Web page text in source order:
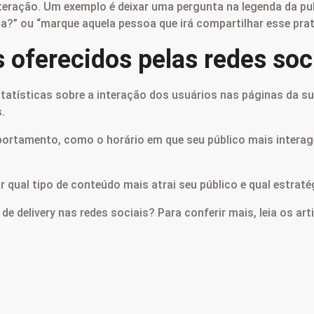
Um exemplo é deixar uma pergunta na legenda da
ou “marque aquela pessoa que irá compartilhar esse
oferecidos pelas redes
sobre a interação dos usuários nas páginas da
como o horário em que seu público mais
qual tipo de conteúdo mais atrai seu público e qual
delivery nas redes sociais? Para conferir mais, leia os